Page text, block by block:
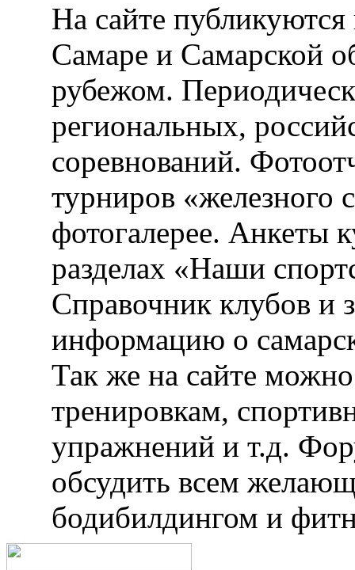
На сайте публикуются
Самаре и Самарской
рубежом.
региональных,
соревнований.
турниров «железного
фотогалерее. Анкеты
разделах «Наши
Справочник клубов и
информацию о
Так же на сайте
тренировкам,
упражнений и т.д.
обсудить всем
бодибилдингом и